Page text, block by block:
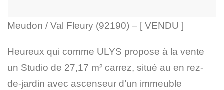
Meudon / Val Fleury (92190) – [ VENDU ]
Heureux qui comme ULYS propose à la vente
un Studio de 27,17 m² carrez, situé au en rez-
de-jardin avec ascenseur d’un immeuble